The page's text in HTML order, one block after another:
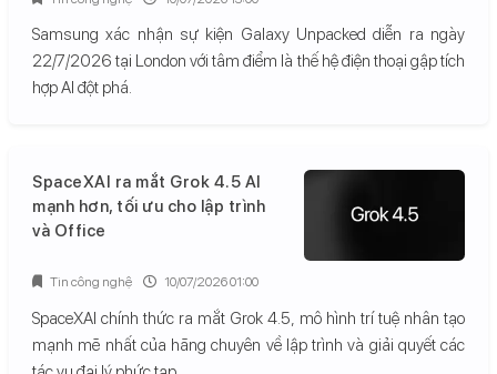
Samsung xác nhận sự kiện Galaxy Unpacked diễn ra ngày
22/7/2026 tại London với tâm điểm là thế hệ điện thoại gập tích
hợp AI đột phá.
SpaceXAI ra mắt Grok 4.5 AI
mạnh hơn, tối ưu cho lập trình
và Office
SpaceXAI chính thức ra mắt Grok 4.5, mô hình trí tuệ nhân tạo
mạnh mẽ nhất của hãng chuyên về lập trình và giải quyết các
Tin công nghệ 10/07/2026 01:00